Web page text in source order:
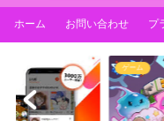
ホーム お問い合わせ プ
ゲーム